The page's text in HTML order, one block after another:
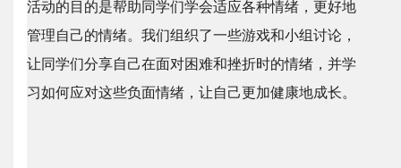
活动的目的是帮助同学们学会适应各种情绪，更好地
管理自己的情绪。我们组织了一些游戏和小组讨论，
让同学们分享自己在面对困难和挫折时的情绪，并学
习如何应对这些负面情绪，让自己更加健康地成长。